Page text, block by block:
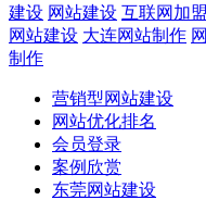
建设 网站建设 互联网加盟
网站建设 大连网站制作
制作
营销型网站建设
网站优化排名
会员登录
案例欣赏
东莞网站建设